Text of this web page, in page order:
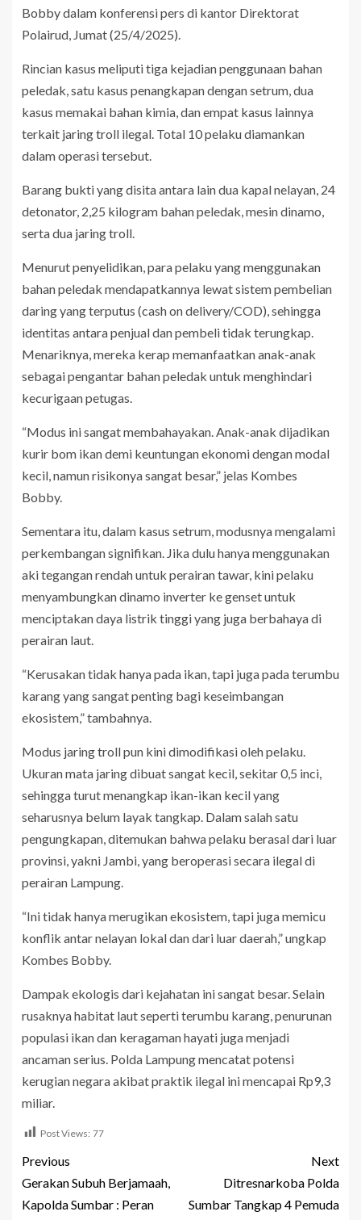
Bobby dalam konferensi pers di kantor Direktorat
Polairud, Jumat (25/4/2025).
Rincian kasus meliputi tiga kejadian penggunaan bahan
peledak, satu kasus penangkapan dengan setrum, dua
kasus memakai bahan kimia, dan empat kasus lainnya
terkait jaring troll ilegal. Total 10 pelaku diamankan
dalam operasi tersebut.
Barang bukti yang disita antara lain dua kapal nelayan, 24
detonator, 2,25 kilogram bahan peledak, mesin dinamo,
serta dua jaring troll.
Menurut penyelidikan, para pelaku yang menggunakan
bahan peledak mendapatkannya lewat sistem pembelian
daring yang terputus (cash on delivery/COD), sehingga
identitas antara penjual dan pembeli tidak terungkap.
Menariknya, mereka kerap memanfaatkan anak-anak
sebagai pengantar bahan peledak untuk menghindari
kecurigaan petugas.
“Modus ini sangat membahayakan. Anak-anak dijadikan
kurir bom ikan demi keuntungan ekonomi dengan modal
kecil, namun risikonya sangat besar,” jelas Kombes
Bobby.
Sementara itu, dalam kasus setrum, modusnya mengalami
perkembangan signifikan. Jika dulu hanya menggunakan
aki tegangan rendah untuk perairan tawar, kini pelaku
menyambungkan dinamo inverter ke genset untuk
menciptakan daya listrik tinggi yang juga berbahaya di
perairan laut.
“Kerusakan tidak hanya pada ikan, tapi juga pada terumbu
karang yang sangat penting bagi keseimbangan
ekosistem,” tambahnya.
Modus jaring troll pun kini dimodifikasi oleh pelaku.
Ukuran mata jaring dibuat sangat kecil, sekitar 0,5 inci,
sehingga turut menangkap ikan-ikan kecil yang
seharusnya belum layak tangkap. Dalam salah satu
pengungkapan, ditemukan bahwa pelaku berasal dari luar
provinsi, yakni Jambi, yang beroperasi secara ilegal di
perairan Lampung.
“Ini tidak hanya merugikan ekosistem, tapi juga memicu
konflik antar nelayan lokal dan dari luar daerah,” ungkap
Kombes Bobby.
Dampak ekologis dari kejahatan ini sangat besar. Selain
rusaknya habitat laut seperti terumbu karang, penurunan
populasi ikan dan keragaman hayati juga menjadi
ancaman serius. Polda Lampung mencatat potensi
kerugian negara akibat praktik ilegal ini mencapai Rp9,3
miliar.
Post Views: 77
Previous
Gerakan Subuh Berjamaah,
Kapolda Sumbar : Peran
Next
Ditresnarkoba Polda
Sumbar Tangkap 4 Pemuda